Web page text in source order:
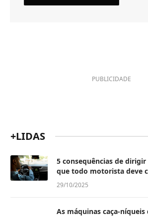
PUBLICIDADE
+LIDAS
5 consequências de
que todo motorista deve
29/10/2025
As máquinas caça-níqueis